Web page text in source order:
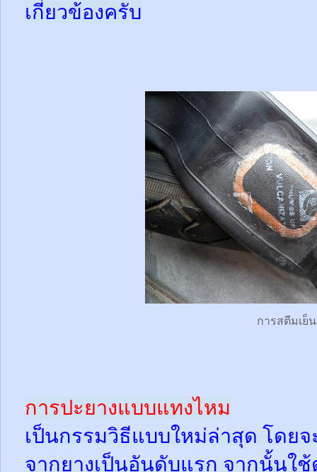
เกี่ยวข้องครับ
การสตีมเย็น
การปะยางแบบแทงไหม
เป็นกรรมวิธีแบบใหม่ล่าสุด โดย
จากยางเป็นอันดับแรก จากนั้นใ